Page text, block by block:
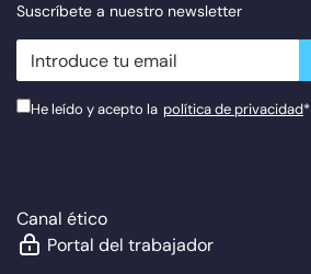
Suscríbete a nuestro newsletter
newsletter.suscribe
He leído y acepto la política de privacidad*
Canal ético
Portal del trabajador